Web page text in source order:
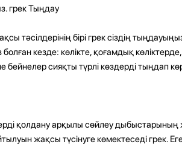
грек Тыңдау
тәсілдерінің бірі грек сіздің
кезде: көлікте, қоғамдық
сияқты түрлі көздерді тыңдап
қолдану арқылы сөйлеу
жақсы түсінуге көмектеседі грек.